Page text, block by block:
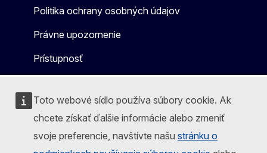
Toto webové sídlo používa súbory cookie. Ak
chcete získať ďalšie informácie alebo zmeniť
svoje preferencie, navštívte našu stránku o
Politika ochrany osobných údajov
Právne upozornenie
Prístupnosť